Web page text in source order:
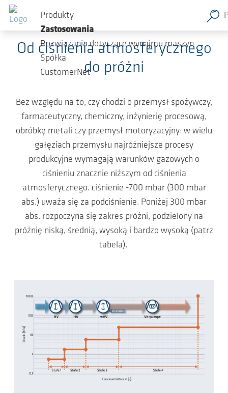
Przejdź do głównej zawartości
Produkty
Zastosowania
Rozwiązania dotyczące wynajmu maszyn
Spółka
CustomerNet
Wkład techniczny
Od ciśnienia atmosferycznego
do próżni
Bez względu na to, czy chodzi o przemysł spożywczy,
farmaceutyczny, chemiczny, inżynierię procesową,
obróbkę metali czy przemysł motoryzacyjny: w wielu
gałęziach przemysłu najróżniejsze procesy
produkcyjne wymagają warunków gazowych o
ciśnieniu znacznie niższym od ciśnienia
atmosferycznego. ciśnienie -700 mbar (300 mbar
abs.) uważa się za podciśnienie. Poniżej 300 mbar
abs. rozpoczyna się zakres próżni, podzielony na
próżnię niską, średnią, wysoką i bardzo wysoką (patrz
tabela).